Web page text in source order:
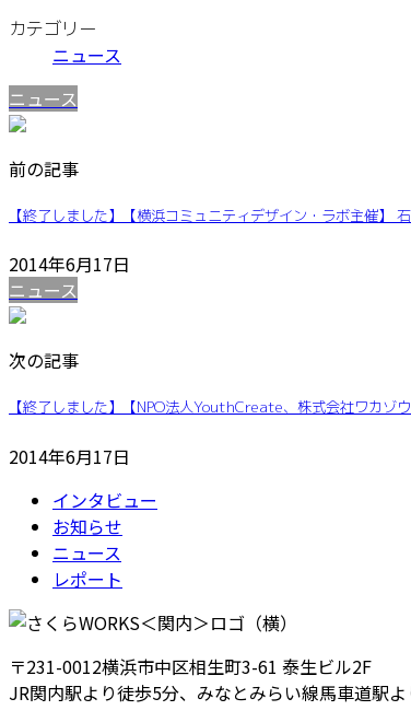
カテゴリー
ニュース
ニュース
前の記事
【終了しました】【横浜コミュニティデザイン・ラボ主催】
2014年6月17日
ニュース
次の記事
【終了しました】【NPO法人YouthCreate、株式会社ワカ
2014年6月17日
インタビュー
お知らせ
ニュース
レポート
〒231-0012横浜市中区相生町3-61 泰生ビル2F
JR関内駅より徒歩5分、みなとみらい線馬車道駅